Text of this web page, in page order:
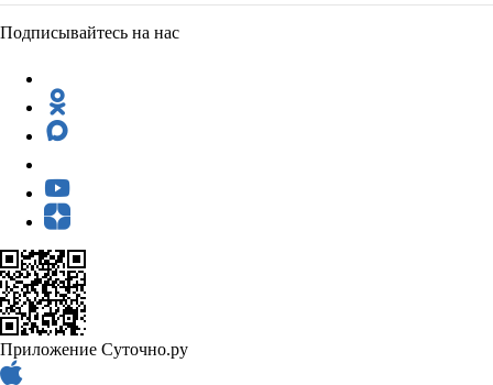
Подписывайтесь на нас
Приложение Суточно.ру